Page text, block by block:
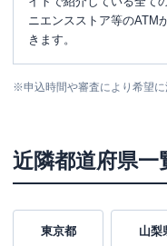
ニエンスストア等のATM
きます。
※申込時間や審査により希望に
近隣都道府県一
東京都 山梨